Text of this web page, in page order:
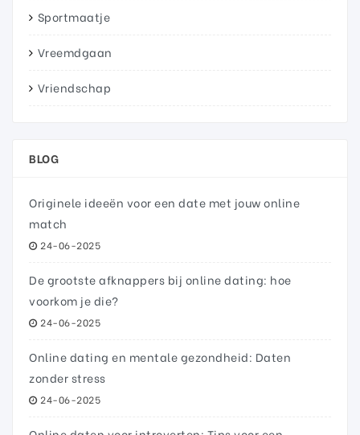
Sportmaatje
Vreemdgaan
Vriendschap
BLOG
Originele ideeën voor een date met jouw online
match
24-06-2025
De grootste afknappers bij online dating: hoe
voorkom je die?
24-06-2025
Online dating en mentale gezondheid: Daten
zonder stress
24-06-2025